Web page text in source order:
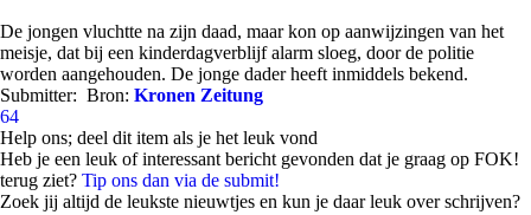
De jongen vluchtte na zijn daad, maar kon op aanwijzingen van het
meisje, dat bij een kinderdagverblijf alarm sloeg, door de politie
worden aangehouden. De jonge dader heeft inmiddels bekend.
Submitter: Bron: Kronen Zeitung
64
Help ons; deel dit item als je het leuk vond
Heb je een leuk of interessant bericht gevonden dat je graag op FOK!
terug ziet? Tip ons dan via de submit!
Zoek jij altijd de leukste nieuwtjes en kun je daar leuk over schrijven?